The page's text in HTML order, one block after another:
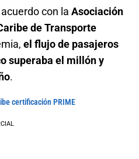
con la Asociación
de Transporte
el flujo de pasajeros
superaba el millón y
.
certificación PRIME